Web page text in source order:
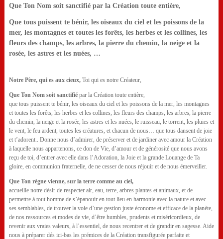
Que Ton Nom soit sanctifié par la Création toute entière,
Que tous puissent te bénir, les oiseaux du ciel et les poissons de la
mer, les montagnes et toutes les forêts, les herbes et les collines, les
fleurs des champs, les arbres, la pierre du chemin, la neige et la
rosée, les astres et les nuées, …
Notre Père, qui es aux cieux,Toi qui es notre Créateur,
Que Ton Nom soit sanctifiépar la Création toute entière,
que tous puissent te bénir, les oiseaux du ciel et les poissons de la mer, les montagnes
et toutes les forêts, les herbes et les collines, les fleurs des champs, les arbres, la pierre
du chemin, la neige et la rosée, les astres et les nuées, le ruisseau, le torrent, les pluies et
le vent, le feu ardent, toutes les créatures, et chacun de nous… que tous dansent de joie
et t’adorent.. Donne nous d’admirer, de préserver et de jardiner avec amour la Création
à laquelle nous appartenons, ce don de Vie, d’amour et de générosité que nous avons
reçu de toi, d’entrer avec elle dans l’Adoration, la Joie et la grande Louange de Ta
gloire, en communion fraternelle, de ne cesser de nous réjouir et de nous émerveiller.
Que Ton règne vienne, sur la terre comme au ciel,
accueille notre désir de respecter air, eau, terre, arbres plantes et animaux, et de
permettre à tout homme de s’épanouir en tout lieu en harmonie avec la nature et avec
ses semblables, de trouver la voie d’une gestion juste économe et efficace de la planète,
de nos ressources et modes de vie, d’être humbles, prudents et miséricordieux, de
revenir aux vraies valeurs, à l’essentiel, de nous recentrer et de grandir en sagesse. Aide
nous à préparer dés ici-bas les prémices de la Création transfigurée parfaite et